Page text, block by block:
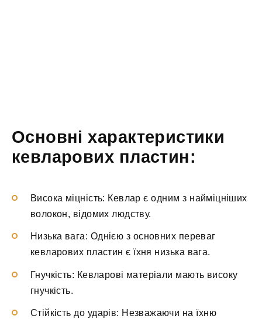
Основні характеристики
кевларових пластин:
Висока міцність: Кевлар є одним з найміцніших
волокон, відомих людству.
Низька вага: Однією з основних переваг
кевларових пластин є їхня низька вага.
Гнучкість: Кевларові матеріали мають високу
гнучкість.
Стійкість до ударів: Незважаючи на їхню